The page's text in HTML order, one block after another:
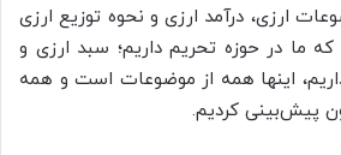
ارزی، درآمد ارزی و نحوه توزیع ارزی
ما در حوزه تحریم داریم؛ سبد ارزی و
اینها همه از موضوعات است و همه
پیش‌بینی کردیم.